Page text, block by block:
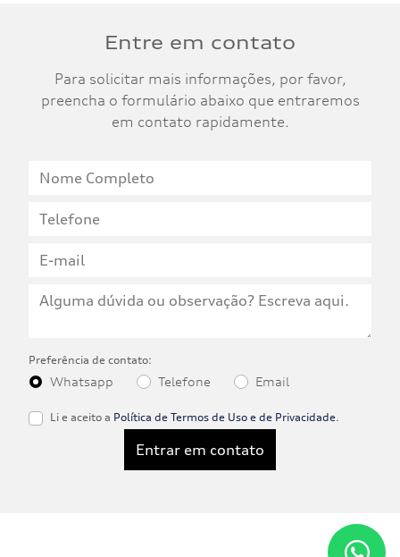
Entre em contato
Para solicitar mais informações, por favor,
preencha o formulário abaixo que entraremos
em contato rapidamente.
Preferência de contato:
Whatsapp Telefone Email
Li e aceito a Política de Termos de Uso e de Privacidade.
Entrar em contato